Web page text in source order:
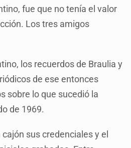
fue que no tenía el valor
Los tres amigos
los recuerdos de Braulia y
de ese entonces
sobre lo que sucedió la
de 1969.
sus credenciales y el